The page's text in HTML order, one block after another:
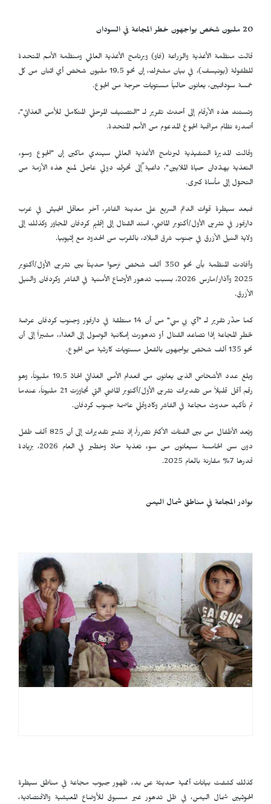
20 مليون شخص يواجهون خطر المجاعة في السودان
قالت منظمة الأغذية والزراعة (فاو) وبرنامج الأغذية العالمي ومنظمة الأمم المتحدة
للطفولة (يونيسف)، في بيان مشترك، إن نحو 19,5 مليون شخص أي اثنان من كل
خمسة سودانيين، يعانون حالياً مستويات حرجة من الجوع.
وتستند هذه الأرقام إلى أحدث تقرير لـ "التصنيف المرحلي المتكامل للأمن الغذائي"،
أصدره نظام مراقبة الجوع المدعوم من الأمم المتحدة.
وقالت المديرة التنفيذية لبرنامج الأغذية العالمي سيندي ماكين إن "الجوع وسوء
التغذية يهدّدان حياة الملايين"، داعية ًإلى تحرّك دولي عاجل لمنع هذه الأزمة من
التحوّل إلى مأساة كبرى.
فبعد سيطرة قوات الدعم السريع على مدينة الفاشر، آخر معاقل الجيش في غرب
دارفور في تشرين الأول/أكتوبر الماضي، امتد القتال إلى إقليم كردفان المجاور وكذلك إلى
ولاية النيل الأزرق في جنوب شرق البلاد، بالقرب من الحدود مع إثيوبيا.
وأفادت المنظمة بأن نحو 350 ألف شخص نزحوا حديثاً بين تشرين الأول/أكتوبر
2025 وآذار/مارس 2026، بسبب تدهور الأوضاع الأمنية في الفاشر وكردفان والنيل
الأزرق.
كما حذّر تقرير لـ "آي بي سي" من أن 14 منطقة في دارفور وجنوب كردفان عرضة
لخطر المجاعة إذا تصاعد القتال أو تدهورت إمكانية الوصول إلى الغذاء، مشيراً إلى أن
نحو 135 ألف شخص يواجهون بالفعل مستويات كارثية من الجوع.
وبلغ عدد الأشخاص الذين يعانون من انعدام الأمن الغذائي الحادّ 19,5 مليوناً، وهو
رقم أقل قليلاً من تقديرات تشرين الأول/أكتوبر الماضي التي تجاوزت 21 مليوناً، عندما
تم تأكيد حدوث مجاعة في الفاشر وكادوقلي عاصمة جنوب كردفان.
ويُعد الأطفال من بين الفئات الأكثر تضرراً، إذ تشير تقديرات إلى أن 825 ألف طفل
دون سن الخامسة سيعانون من سوء تغذية حادّ وخطير في العام 2026، بزيادة
قدرها 7% مقارنة بالعام 2025.
بوادر المجاعة في مناطق شمال اليمن
كذلك كشفت بيانات أممية حديثة عن بدء ظهور جيوب مجاعة في مناطق سيطرة
الحوثيين شمال اليمن، في ظل تدهور غير مسبوق للأوضاع المعيشية والاقتصادية،